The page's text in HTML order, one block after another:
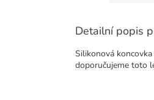
Detailní popis
Silikonová
doporučujeme toto